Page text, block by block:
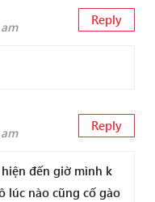
Reply
Reply
đến giờ mình k
lúc nào cũng cố gào